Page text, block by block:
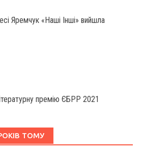
Яремчук «Наші Інші» вийшла
премію ЄБРР 2021
ТОМУ